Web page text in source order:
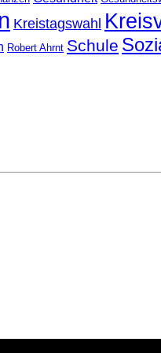
Kreistagswahl
Robert Ahrnt Schule